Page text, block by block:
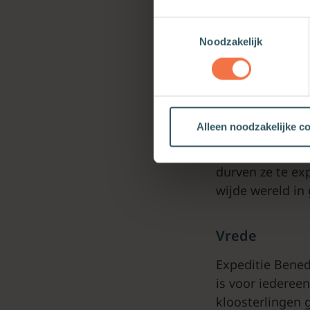
Noodzakelijk
Alleen noodzakelijke
voor de taak
Er ontstaat
waarde heeft,
verwondering,
hierop te
durven ze te
wijde wereld in
Vrede
Expeditie
is voor
kloosterlingen